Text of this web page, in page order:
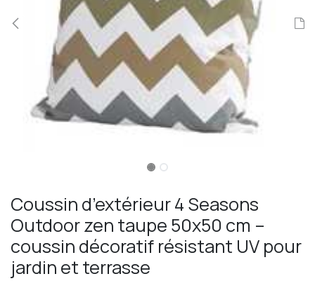
Coussin d’extérieur 4 Seasons
Outdoor zen taupe 50x50 cm –
coussin décoratif résistant UV pour
jardin et terrasse